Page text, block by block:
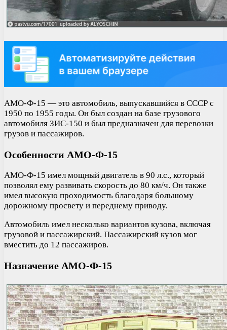
АМО-Ф-15 — это автомобиль, выпускавшийся в СССР с
1950 по 1955 годы. Он был создан на базе грузового
автомобиля ЗИС-150 и был предназначен для перевозки
грузов и пассажиров.
Особенности АМО-Ф-15
АМО-Ф-15 имел мощный двигатель в 90 л.с., который
позволял ему развивать скорость до 80 км/ч. Он также
имел высокую проходимость благодаря большому
дорожному просвету и переднему приводу.
Автомобиль имел несколько вариантов кузова, включая
грузовой и пассажирский. Пассажирский кузов мог
вместить до 12 пассажиров.
Назначение АМО-Ф-15